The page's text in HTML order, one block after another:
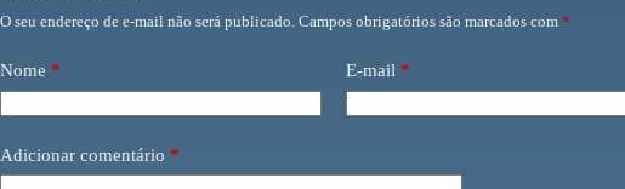
O seu endereço de e-mail não será publicado. Campos obrigatórios são marcados com *
Nome * E-mail *
Adicionar comentário *